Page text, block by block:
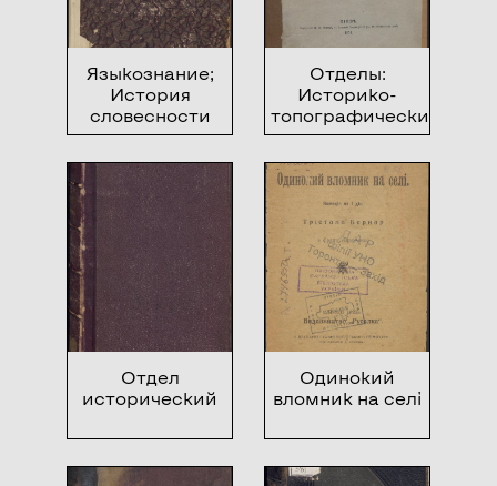
Языкознание;
История
словесности
Отделы:
Историко-
топографический,
археологический
и
этнографический
Отдел
исторический
Одинокий
вломник на селі